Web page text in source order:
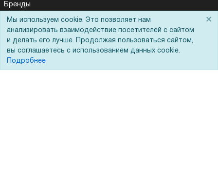
Бренды
ЭДО
Помощь
Мы используем cookie. Это позволяет нам
анализировать взаимодействие посетителей с сайтом
и делать его лучше. Продолжая пользоваться сайтом,
вы соглашаетесь с использованием данных cookie.
Подробнее
×